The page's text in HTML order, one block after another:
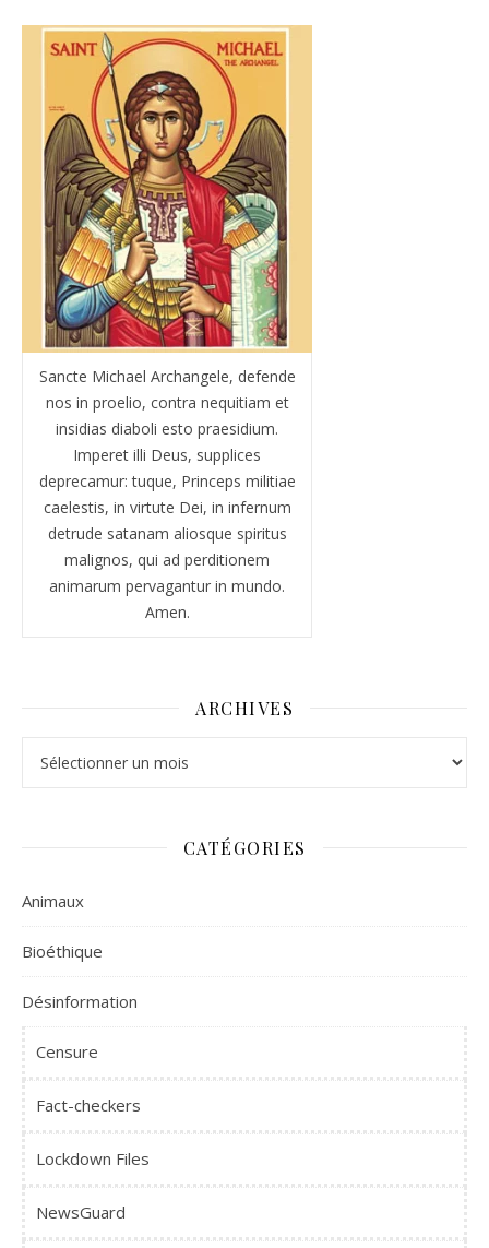
Sancte Michael Archangele, defende
nos in proelio, contra nequitiam et
insidias diaboli esto praesidium.
Imperet illi Deus, supplices
deprecamur: tuque, Princeps militiae
caelestis, in virtute Dei, in infernum
detrude satanam aliosque spiritus
malignos, qui ad perditionem
animarum pervagantur in mundo.
Amen.
ARCHIVES
CATÉGORIES
Animaux
Bioéthique
Désinformation
Censure
Fact-checkers
Lockdown Files
NewsGuard